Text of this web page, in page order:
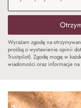
Wyrażam zgodę na
prośbą o wystawienie opinii
Trustpilot). Zgodę mogę w
wiadomości oraz informacje na